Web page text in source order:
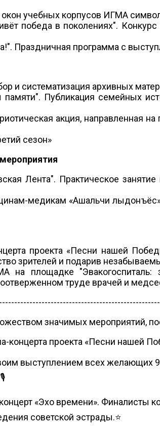
учебных корпусов ИГМА
победа в поколениях".
Праздничная программа с
и систематизация архивных
Публикация семейных
акция, направленная
сезон»
Лента". Практическое
медикам «Ашальчи
проекта «Песни нашей
зрителей и подарив
площадке "Эвакогоспиталь:
труде врачей и
значимых мероприятий,
концерта проекта «Песни нашей
выступлением всех желающих 9
«Эхо времени».
советской эстрады.⭐